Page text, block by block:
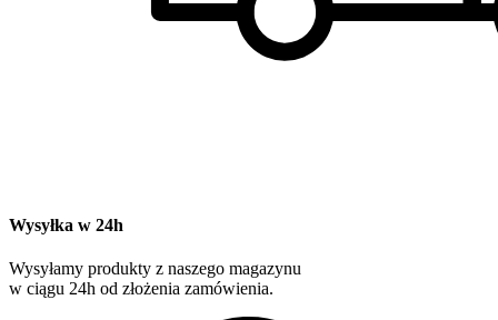
Wysyłka w 24h
Wysyłamy produkty z naszego magazynu
w ciągu 24h od złożenia zamówienia.